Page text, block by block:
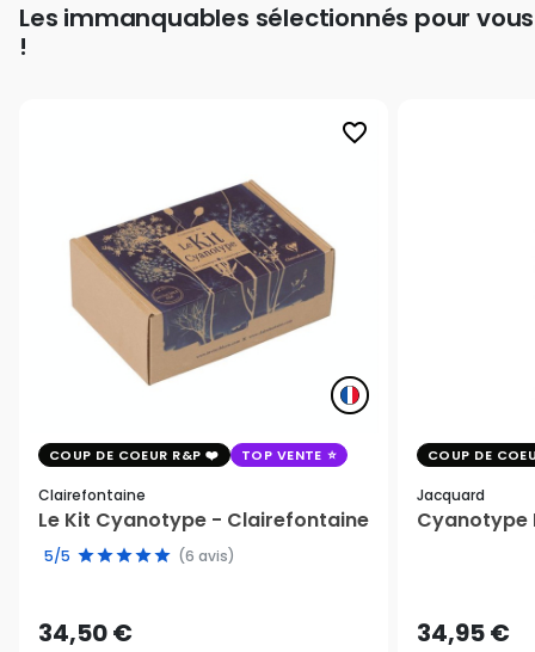
Les immanquables sélectionnés pour vous
!
favorite_border
COUP DE COEUR R&P TOP VENTE
Clairefontaine
Le Kit Cyanotype - Clairefontaine
5/5 (6 avis)
34,50 €
COUP DE
Jacquard
Cyanotype
34,95 €